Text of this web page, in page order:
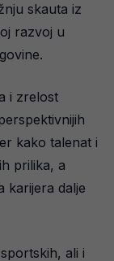
skauta iz
razvoj u
i zrelost
kako talenat i
prilika, a
karijera dalje
ali i